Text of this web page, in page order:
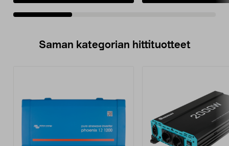
Saman kategorian hittituotteet